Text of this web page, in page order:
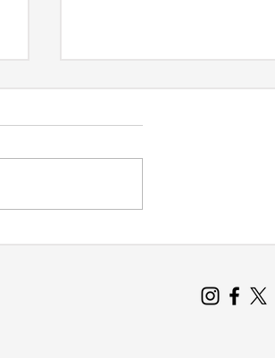
UPA Central volta a